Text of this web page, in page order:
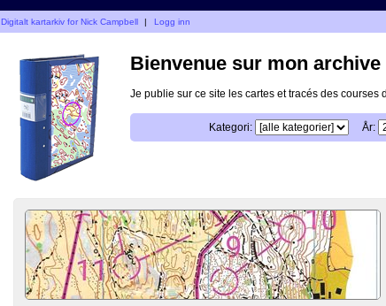
Digitalt kartarkiv for Nick Campbell | Logg inn
Bienvenue sur mon
Je publie sur ce site les cartes et tracés des courses
Kategori: År: